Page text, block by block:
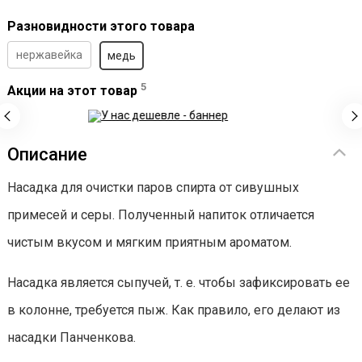
Разновидности этого товара
нержавейка медь
Акции на этот товар 5
Описание
Насадка для очистки паров спирта от сивушных
примесей и серы. Полученный напиток отличается
чистым вкусом и мягким приятным ароматом.
Насадка является сыпучей, т. е. чтобы зафиксировать ее
в колонне, требуется пыж. Как правило, его делают из
насадки Панченкова.